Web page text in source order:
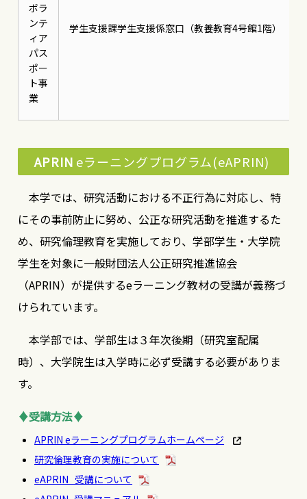
ボラ
ンテ
ィア
パス
ポー
ト事
業
学生支援課学生支援係窓口（教養教育4号館1階）
APRIN eラーニングプログラム(eAPRIN)
本学では、研究活動における不正行為に対応し、特
にその事前防止に努め、公正な研究活動を推進するた
め、研究倫理教育を実施しており、学部学生・大学院
学生を対象に一般財団法人公正研究推進協会
（APRIN）が提供するeラーニング教材の受講が義務づ
けられています。
本学部では、学部生は３年次後期（研究室配属
時）、大学院生は入学時に必ず受講する必要がありま
す。
♦受講方法♦
APRIN eラーニングプログラムホームページ
研究倫理教育の実施について
eAPRIN 受講について